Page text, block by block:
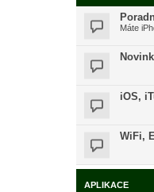
Máte
iOS,
WiFi,
APLIKACE